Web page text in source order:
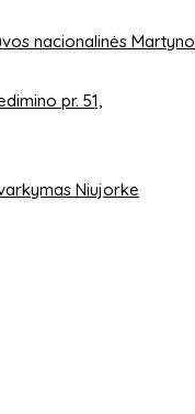
nacionalinės Martyno
pr. 51,
Niujorke